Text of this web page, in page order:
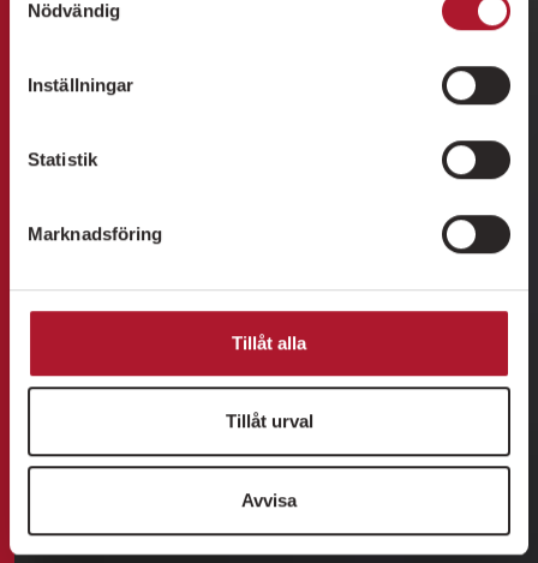
Nödvändig
Inställningar
Statistik
Marknadsföring
Tillåt alla
Tillåt urval
Avvisa